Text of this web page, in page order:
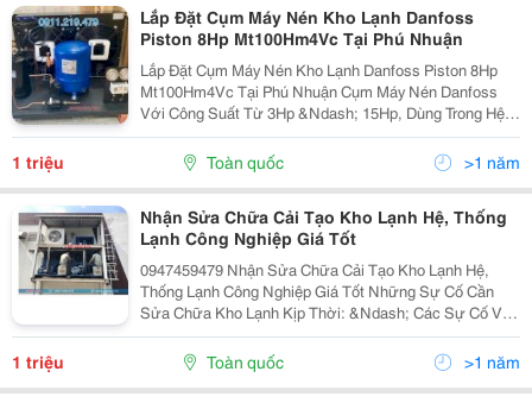
Lắp Đặt Cụm Máy Nén Kho Lạnh Danfoss
Piston 8Hp Mt100Hm4Vc Tại Phú Nhuận
Lắp Đặt Cụm Máy Nén Kho Lạnh Danfoss Piston 8Hp
Mt100Hm4Vc Tại Phú Nhuận Cụm Máy Nén Danfoss
Với Công Suất Từ 3Hp &Ndash; 15Hp, Dùng Trong Hệ
Thống Lạnh Công Nghiệp Như Kho Lạnh, Kho Đông Bảo
Quản, Hệ Thống Điều Hòa Không Khí Lớn. Sản Phẩm
1 triệu Toàn quốc >1 năm
Nhận Sửa Chữa Cải Tạo Kho Lạnh Hệ, Thống
Lạnh Công Nghiệp Giá Tốt
0947459479 Nhận Sửa Chữa Cải Tạo Kho Lạnh Hệ,
Thống Lạnh Công Nghiệp Giá Tốt Những Sự Cố Cần
Sửa Chữa Kho Lạnh Kịp Thời: &Ndash; Các Sự Cố Về
Các Cơ Cấu Cơ Khí: Cơ Cấu Chuyển Động Hỏng, Gãy,
Lắp Sai, Dùng Vật Tư Kém, Van Hở, Dầu Bôi Trơn
1 triệu Toàn quốc >1 năm